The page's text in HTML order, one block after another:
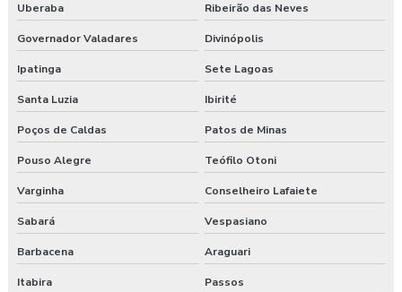
Exame admissional em turvo
Exame aso admissional
Exame aso preço
Exame aso valor
Exame demissional preço
Exame demissional valor
Exame médico admissional guarapuava
Uberaba Ribeirão das Neves
Governador Valadares Divinópolis
Ipatinga Sete Lagoas
Santa Luzia Ibirité
Poços de Caldas Patos de Minas
Pouso Alegre Teófilo Otoni
Varginha Conselheiro Lafaiete
Sabará Vespasiano
Barbacena Araguari
Itabira Passos